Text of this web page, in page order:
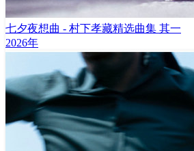
七夕夜想曲 - 村下孝藏精选曲集 其一
2026年